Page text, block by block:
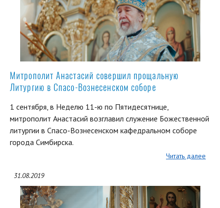
Митрополит Анастасий совершил прощальную
Литургию в Спасо-Вознесенском соборе
1 сентября, в Неделю 11-ю по Пятидесятнице,
митрополит Анастасий возглавил служение Божественной
литургии в Спасо-Вознесенском кафедральном соборе
города Симбирска.
Читать далее
31.08.2019